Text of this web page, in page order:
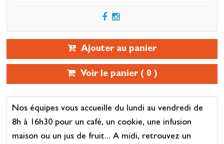
Ajouter au panier
Voir le panier ( 0 )
Nos équipes vous accueille du lundi au vendredi de
8h à 16h30 pour un café, un cookie, une infusion
maison ou un jus de fruit... A midi, retrouvez un